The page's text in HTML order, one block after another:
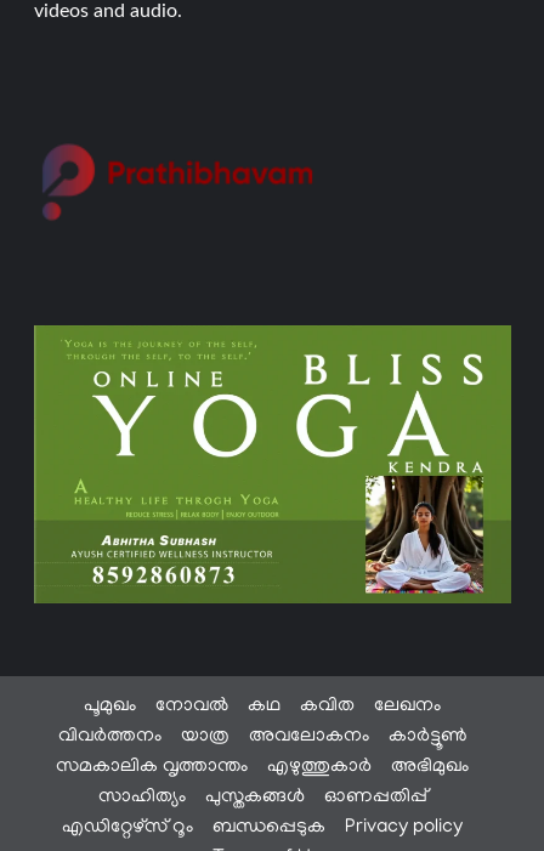
videos and audio.
പൂമുഖം നോവൽ കഥ കവിത
ലേഖനം
വിവർത്തനം
യാത്ര അവലോകനം
കാർട്ടൂൺ
സമകാലിക വൃത്താന്തം
എഴുത്തുകാർ
അഭിമുഖം
സാഹിത്യം
പുസ്തകങ്ങൾ
ഓണപ്പതിപ്പ്
എഡിറ്റേഴ്സ് റൂം
ബന്ധപ്പെടുക
Privacy policy